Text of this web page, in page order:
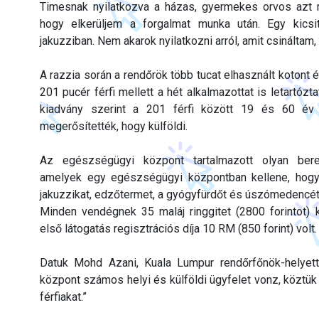
Timesnak nyilatkozva a házas, gyermekes orvos azt
hogy elkerüljem a forgalmat munka után. Egy
jakuzziban. Nem akarok nyilatkozni arról, amit
A razzia során a rendőrök több tucat elhasznált kotont
201 pucér férfi mellett a hét alkalmazottat is
kiadvány szerint a 201 férfi között 19 és 60 év
megerősítették, hogy külföldi.
Az egészségügyi központ tartalmazott olyan
amelyek egy egészségügyi központban kellene,
jakuzzikat, edzőtermet, a gyógyfürdőt és
Minden vendégnek 35 maláj ringgitet (2800 forintot)
első látogatás regisztrációs díja 10 RM (850 forint) volt.
Datuk Mohd Azani, Kuala Lumpur rendőrfőnök-
központ számos helyi és külföldi ügyfelet vonz,
férfiakat.”